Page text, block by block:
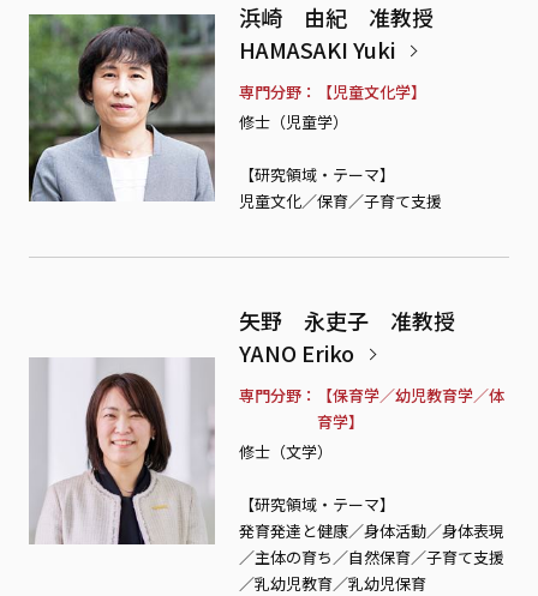
浜崎 由紀 准教授
HAMASAKI Yuki
専門分野
【児童文化学】
修士（児童学）
【研究領域・テーマ】
児童文化／保育／子育て支援
矢野 永吏子 准教授
YANO Eriko
専門分野
【保育学／幼児教育学／体
育学】
修士（文学）
【研究領域・テーマ】
発育発達と健康／身体活動／身体表現
／主体の育ち／自然保育／子育て支援
／乳幼児教育／乳幼児保育